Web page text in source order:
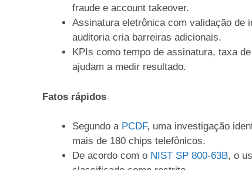
fraude e account takeover.
Assinatura eletrônica com validação de
auditoria cria barreiras adicionais.
KPIs como tempo de assinatura, taxa
ajudam a medir resultado.
Fatos rápidos
Segundo a PCDF, uma investigação
mais de 180 chips telefônicos.
De acordo com o NIST SP 800-63B, o